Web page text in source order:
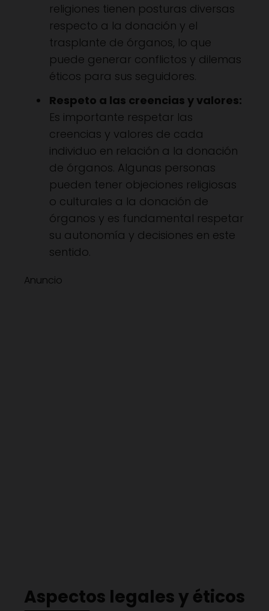
religiones tienen posturas diversas
respecto a la donación y el
trasplante de órganos, lo que
puede generar conflictos y dilemas
éticos para sus seguidores.
Respeto a las creencias y valores:
Es importante respetar las
creencias y valores de cada
individuo en relación a la donación
de órganos. Algunas personas
pueden tener objeciones religiosas
o culturales a la donación de
órganos y es fundamental respetar
su autonomía y decisiones en este
sentido.
Anuncio
Aspectos legales y éticos